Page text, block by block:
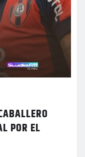
POR EL